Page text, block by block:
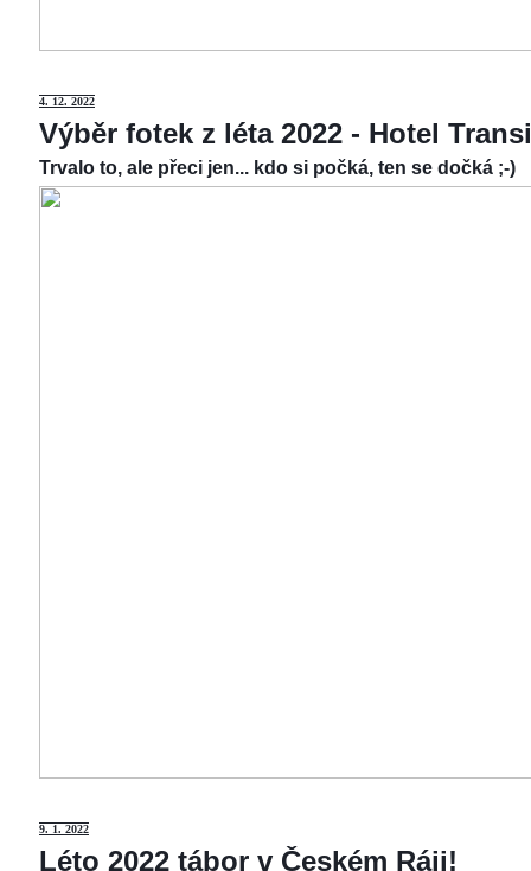
4. 12. 2022
Výběr fotek z léta 2022 - Hotel
Trvalo to, ale přeci jen... kdo si počká, ten se dočká ;-)
9. 1. 2022
Léto 2022 tábor v Českém Ráji!